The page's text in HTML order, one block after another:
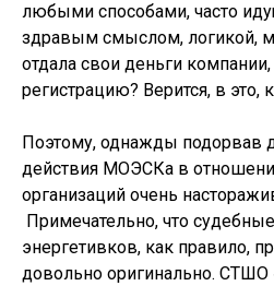
любыми способами, часто
здравым смыслом, логикой,
отдала свои деньги
регистрацию? Верится, в это,
Поэтому, однажды подорвав
действия МОЭСКа в
организаций очень
Примечательно, что
энергетивков, как правило,
довольно оригинально. СТШО